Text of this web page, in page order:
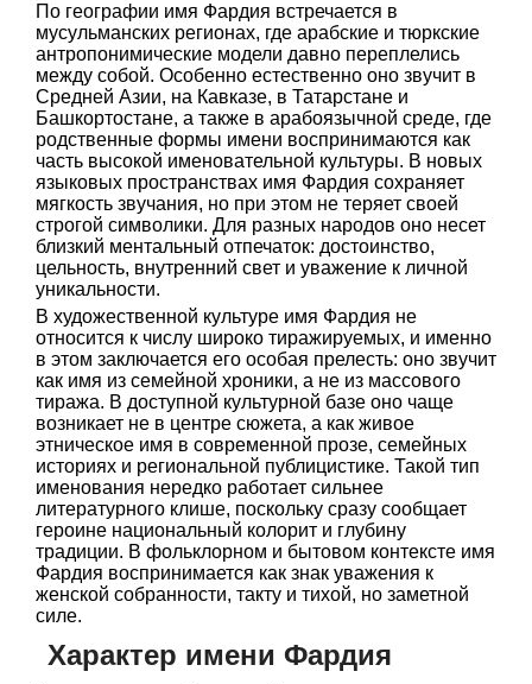
По географии имя Фардия встречается в
мусульманских регионах, где арабские и тюркские
антропонимические модели давно переплелись
между собой. Особенно естественно оно звучит в
Средней Азии, на Кавказе, в Татарстане и
Башкортостане, а также в арабоязычной среде, где
родственные формы имени воспринимаются как
часть высокой именовательной культуры. В новых
языковых пространствах имя Фардия сохраняет
мягкость звучания, но при этом не теряет своей
строгой символики. Для разных народов оно несет
близкий ментальный отпечаток: достоинство,
цельность, внутренний свет и уважение к личной
уникальности.
В художественной культуре имя Фардия не
относится к числу широко тиражируемых, и именно
в этом заключается его особая прелесть: оно звучит
как имя из семейной хроники, а не из массового
тиража. В доступной культурной базе оно чаще
возникает не в центре сюжета, а как живое
этническое имя в современной прозе, семейных
историях и региональной публицистике. Такой тип
именования нередко работает сильнее
литературного клише, поскольку сразу сообщает
героине национальный колорит и глубину
традиции. В фольклорном и бытовом контексте имя
Фардия воспринимается как знак уважения к
женской собранности, такту и тихой, но заметной
силе.
Характер имени Фардия